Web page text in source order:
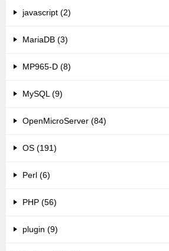
javascript (2)
MariaDB (3)
MP965-D (8)
MySQL (9)
OpenMicroServer (84)
OS (191)
Perl (6)
PHP (56)
plugin (9)